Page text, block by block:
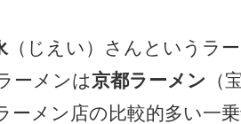
（じえい）さんというラ
ーメンは京都ラーメン （
ーメン店の比較的多い一